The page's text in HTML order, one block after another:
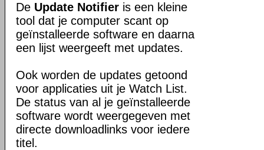
De Update Notifier is een kleine
tool dat je computer scant op
geïnstalleerde software en daarna
een lijst weergeeft met updates.
Ook worden de updates getoond
voor applicaties uit je Watch List.
De status van al je geïnstalleerde
software wordt weergegeven met
directe downloadlinks voor iedere
titel.